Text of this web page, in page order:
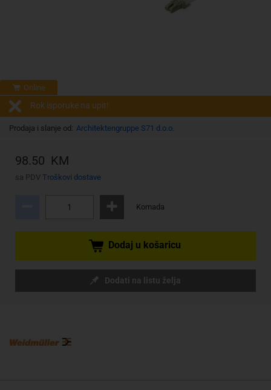
Online
Rok isporuke na upit!
Prodaja i slanje od: Architektengruppe S71 d.o.o.
98.50 KM
sa PDV Troškovi dostave
Komada
Dodaj u košaricu
Dodati na listu želja